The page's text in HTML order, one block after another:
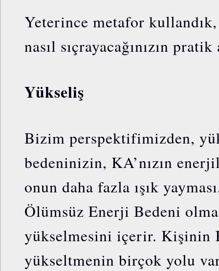
Yeterince metafor
nasıl sıçrayacağınızın
Yükseliş
Bizim perspektifimizden,
bedeninizin, KA’nızın
onun daha fazla ışık
Ölümsüz Enerji Bedeni
yükselmesini içerir. Kişinin
yükseltmenin birçok yolu